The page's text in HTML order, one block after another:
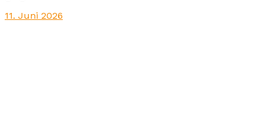
11. Juni 2026